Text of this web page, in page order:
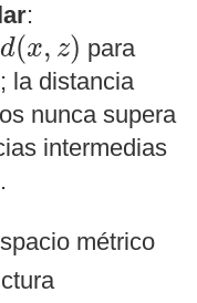
:
d(x, z)
)
para
; la distancia
nunca supera
intermedias
métrico